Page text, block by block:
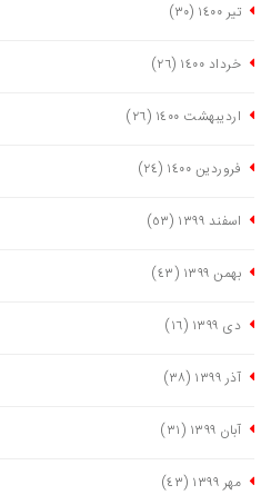
تیر ١٤٠٠ (٣٠)
خرداد ١٤٠٠ (٢٦)
اردیبهشت ١٤٠٠ (٢٦)
فروردین ١٤٠٠ (٢٤)
اسفند ١٣٩٩ (٥٣)
بهمن ١٣٩٩ (٤٣)
دی ١٣٩٩ (١٦)
آذر ١٣٩٩ (٣٨)
آبان ١٣٩٩ (٣١)
مهر ١٣٩٩ (٤٣)